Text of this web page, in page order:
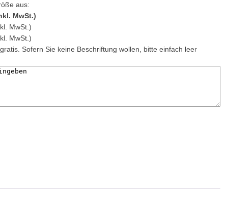
aus:
MwSt.)
MwSt.)
MwSt.)
Sofern Sie keine Beschriftung wollen, bitte einfach leer